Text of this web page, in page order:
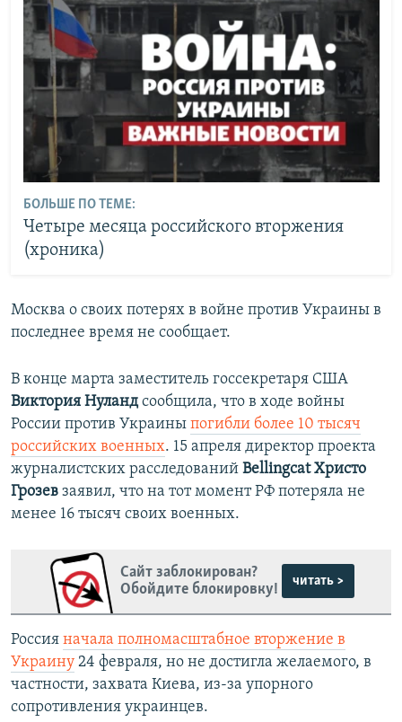
БОЛЬШЕ ПО ТЕМЕ:
Четыре месяца российского вторжения
(хроника)
Москва о своих потерях в войне против Украины в
последнее время не сообщает.
В конце марта заместитель госсекретаря США
Виктория Нуландсообщила, что в ходе войны
России против Украины погибли более 10 тысяч
российских военных. 15 апреля директор проекта
журналистских расследований Bellingcat Христо
Грозев заявил, что на тот момент РФ потеряла не
менее 16 тысяч своих военных.
Сайт заблокирован?
Обойдите блокировку!
читать >
Россия начала полномасштабное вторжение в
Украину 24 февраля, но не достигла желаемого, в
частности, захвата Киева, из-за упорного
сопротивления украинцев.